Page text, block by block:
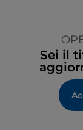
Sei il